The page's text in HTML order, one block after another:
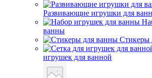
Развивающие игрушки для
ванны
Стикеры
игрушек для ванной